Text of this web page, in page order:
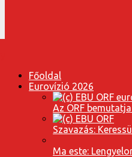
Főoldal
Eurovízió 2026
Az ORF
Szavazás:
Ma este: